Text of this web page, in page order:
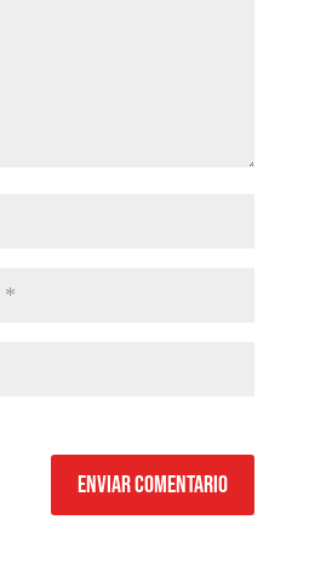
Enviar comentario